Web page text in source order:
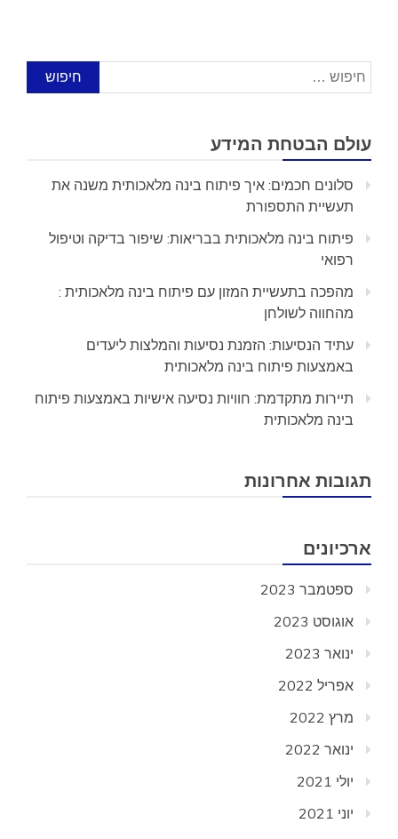
חיפוש:
עולם הבטחת המידע
סלונים חכמים: איך פיתוח בינה מלאכותית משנה את
תעשיית התספורת
פיתוח בינה מלאכותית בבריאות: שיפור בדיקה וטיפול
רפואי
מהפכה בתעשיית המזון עם פיתוח בינה מלאכותית :
מהחווה לשולחן
עתיד הנסיעות: הזמנת נסיעות והמלצות ליעדים
באמצעות פיתוח בינה מלאכותית
תיירות מתקדמת: חוויות נסיעה אישיות באמצעות פיתוח
בינה מלאכותית
תגובות אחרונות
ארכיונים
ספטמבר 2023
אוגוסט 2023
ינואר 2023
אפריל 2022
מרץ 2022
ינואר 2022
יולי 2021
יוני 2021